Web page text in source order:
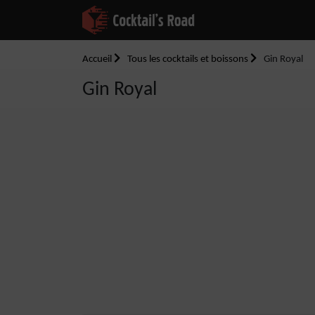
Accueil Tous les cocktails et boissons Gin Royal
Gin Royal